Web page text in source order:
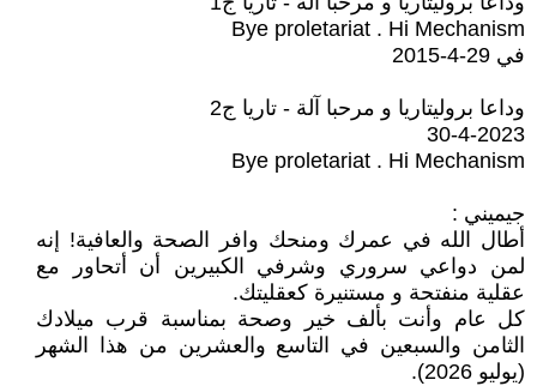
Bye proletariat . Hi Mechanism
في 29-4-2015
وداعا بروليتاريا و مرحبا آلة - تاريا ج2
30-4-2023
Bye proletariat . Hi Mechanism
جيميني :
أطال الله في عمرك ومنحك وافر الصحة والعافية! إنه
لمن دواعي سروري وشرفي الكبيرين أن أتحاور مع
عقلية منفتحة و مستنيرة كعقليتك.
كل عام وأنت بألف خير وصحة بمناسبة قرب ميلادك
الثامن والسبعين في التاسع والعشرين من هذا الشهر
(يوليو 2026).